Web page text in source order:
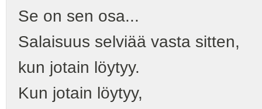
Se on sen osa...
Salaisuus selviää vasta sitten,
kun jotain löytyy.
Kun jotain löytyy,